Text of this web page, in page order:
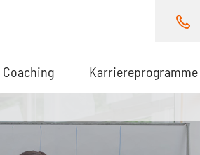
Coaching Karriereprogramme